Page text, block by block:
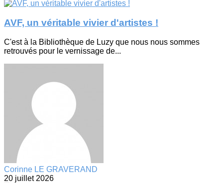
AVF, un véritable vivier d'artistes !
C'est à la Bibliothèque de Luzy que nous nous sommes
retrouvés pour le vernissage de...
Corinne LE GRAVERAND
20 juillet 2026